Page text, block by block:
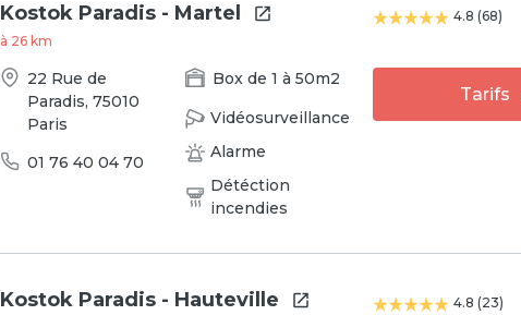
Kostok Paradis - Martel
à 26 km
4.8 (68)
22 Rue de
Paradis, 75010
Paris
01 76 40 04 70
Box de1 à 50m2
Vidéosurveillance
Alarme
Détéction
incendies
Tarifs
Kostok Paradis - Hauteville 4.8 (23)